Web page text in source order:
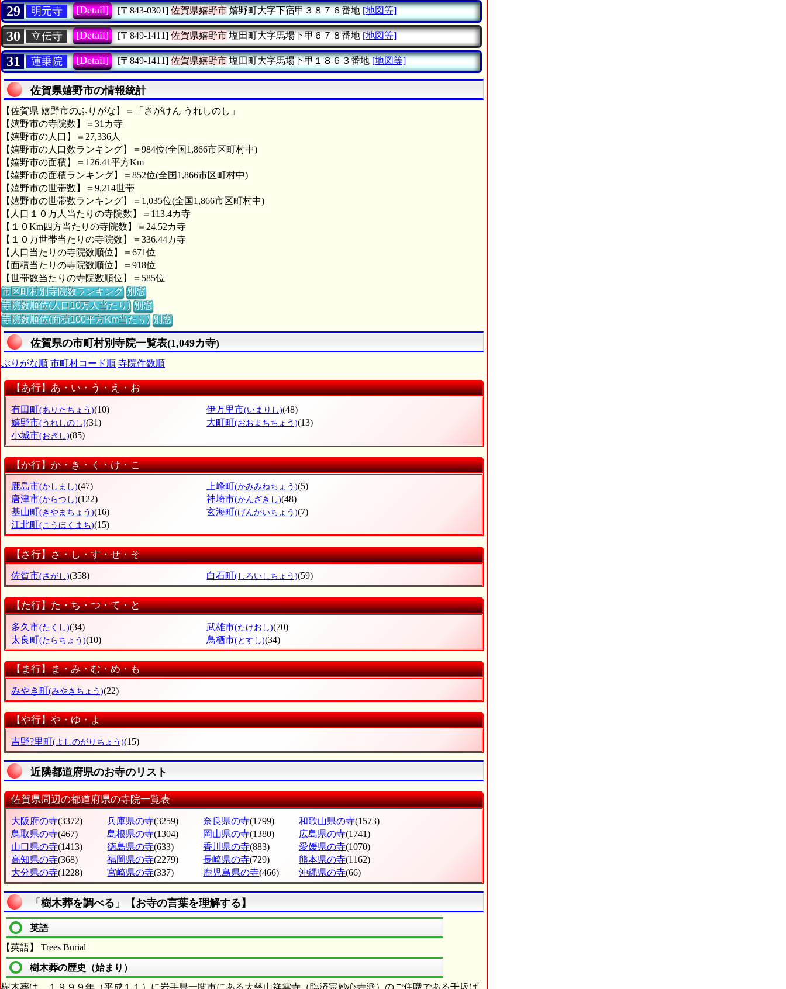
29 明元寺 [Detail] [〒843-0301] 佐賀県嬉野市嬉野町大字下宿甲３８７６番地 [地図等]
30 立伝寺 [Detail] [〒849-1411] 佐賀県嬉野市塩田町大字馬場下甲６７８番地 [地図等]
31 蓮乗院 [Detail] [〒849-1411] 佐賀県嬉野市塩田町大字馬場下甲１８６３番地 [地図等]
佐賀県嬉野市の情報統計
【佐賀県 嬉野市のふりがな】＝「さがけん うれしのし」
【嬉野市の寺院数】＝31カ寺
【嬉野市の人口】＝27,336人
【嬉野市の人口数ランキング】＝984位(全国1,866市区町村中)
【嬉野市の面積】＝126.41平方Km
【嬉野市の面積ランキング】＝852位(全国1,866市区町村中)
【嬉野市の世帯数】＝9,214世帯
【嬉野市の世帯数ランキング】＝1,035位(全国1,866市区町村中)
【人口１０万人当たりの寺院数】＝113.4カ寺
【１０Km四方当たりの寺院数】＝24.52カ寺
【１０万世帯当たりの寺院数】＝336.44カ寺
【人口当たりの寺院数順位】＝671位
【面積当たりの寺院数順位】＝918位
【世帯数当たりの寺院数順位】＝585位
市区町村別寺院数ランキング 別窓
寺院数順位(人口10万人当たり) 別窓
寺院数順位(面積100平方Km当たり) 別窓
佐賀県の市町村別寺院一覧表(1,049カ寺)
ぶりがな順 市町村コード順 寺院件数順
【あ行】あ・い・う・え・お
有田町(ありたちょう)(10) 伊万里市(いまりし)(48)
嬉野市(うれしのし)(31) 大町町(おおまちちょう)(13)
小城市(おぎし)(85)
【か行】か・き・く・け・こ
鹿島市(かしまし)(47) 上峰町(かみみねちょう)(5)
唐津市(からつし)(122) 神埼市(かんざきし)(48)
基山町(きやまちょう)(16) 玄海町(げんかいちょう)(7)
江北町(こうほくまち)(15)
【さ行】さ・し・す・せ・そ
佐賀市(さがし)(358) 白石町(しろいしちょう)(59)
【た行】た・ち・つ・て・と
多久市(たくし)(34) 武雄市(たけおし)(70)
太良町(たらちょう)(10) 鳥栖市(とすし)(34)
【ま行】ま・み・む・め・も
みやき町(みやきちょう)(22)
【や行】や・ゆ・よ
吉野?里町(よしのがりちょう)(15)
近隣都道府県のお寺のリスト
佐賀県周辺の都道府県の寺院一覧表
大阪府の寺(3372) 兵庫県の寺(3259) 奈良県の寺(1799) 和歌山県の寺(1573)
鳥取県の寺(467) 島根県の寺(1304) 岡山県の寺(1380) 広島県の寺(1741)
山口県の寺(1413) 徳島県の寺(633) 香川県の寺(883) 愛媛県の寺(1070)
高知県の寺(368) 福岡県の寺(2279) 長崎県の寺(729) 熊本県の寺(1162)
大分県の寺(1228) 宮崎県の寺(337) 鹿児島県の寺(466) 沖縄県の寺(66)
「樹木葬を調べる」【お寺の言葉を理解する】
英語
【英語】 Trees Burial
樹木葬の歴史（始まり）
樹木葬は、１９９９年（平成１１）に岩手県一関市にある大慈山祥雲寺（臨済宗妙心寺派）のご住職である千坂げ